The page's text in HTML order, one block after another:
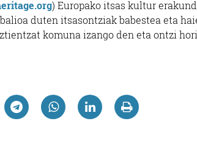
) Europako itsas kultur
duten itsasontziak babestea eta
komuna izango den eta ontzi